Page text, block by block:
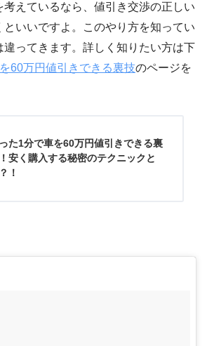
考えているなら、値引き交渉の正しい
いいですよ。このやり方を知ってい
違ってきます。詳しく知りたい方は下
60万円値引きできる裏技のページを
た1分で車を60万円値引きできる裏
安く購入する秘密のテクニックと
！